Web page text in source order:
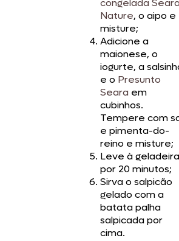
congelada Seara
Nature, o aipo e
misture;
Adicione a
maionese, o
iogurte, a
e o Presunto
Seara em
cubinhos.
Tempere com
e pimenta-do-
reino e misture;
Leve à geladeira
por 20 minutos;
Sirva o salpicão
gelado com a
batata palha
salpicada por
cima.